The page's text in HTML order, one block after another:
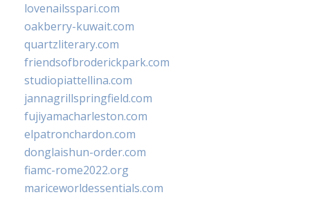
lovenailsspari.com
oakberry-kuwait.com
quartzliterary.com
friendsofbroderickpark.com
studiopiattellina.com
jannagrillspringfield.com
fujiyamacharleston.com
elpatronchardon.com
donglaishun-order.com
fiamc-rome2022.org
mariceworldessentials.com